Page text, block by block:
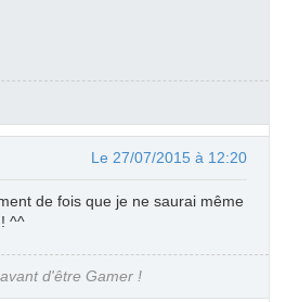
Le 27/07/2015 à 12:20
de fois que je ne saurai même
^^
d'être Gamer !